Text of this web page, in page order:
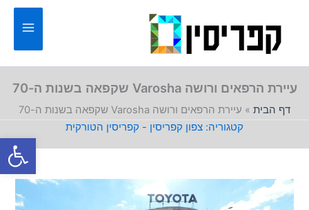
פתח
עיירת הרפאים ורושה Varosha שקפאה בשנות ה-70
דף הבית » עיירת הרפאים ורושה Varosha שקפאה בשנות ה-70
צפון קפריסין - קפריסין הטורקית